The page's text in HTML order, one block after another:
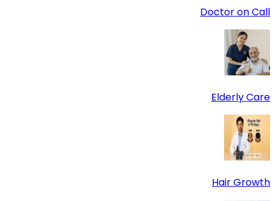
Doctor on Call
Elderly Care
Hair Growth